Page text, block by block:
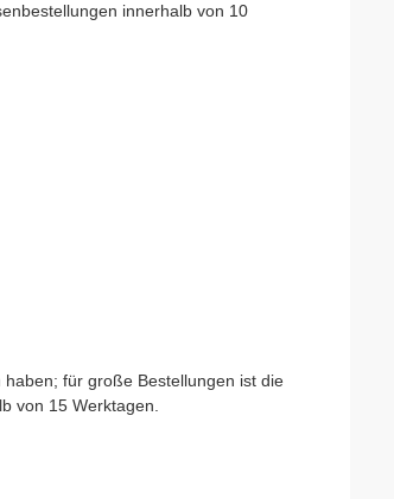
innerhalb von 10
für große Bestellungen ist die
von 15 Werktagen.